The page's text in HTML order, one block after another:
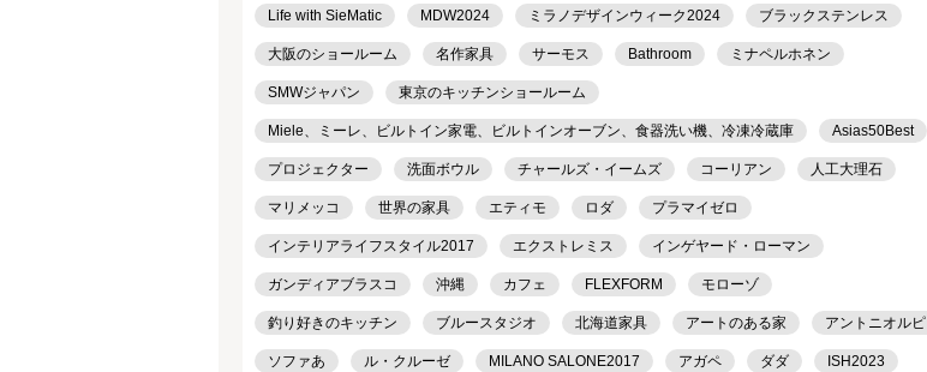
Life with SieMatic MDW2024 ミラノデザインウィーク2024 ブラックステンレス
大阪のショールーム 名作家具 サーモス Bathroom ミナペルホネン
SMWジャパン 東京のキッチンショールーム
Miele、ミーレ、ビルトイン家電、ビルトインオーブン、食器洗い機、冷凍冷蔵庫 Asias50Best
プロジェクター 洗面ボウル チャールズ・イームズ コーリアン 人工大理石
マリメッコ 世界の家具 エティモ ロダ プラマイゼロ
インテリアライフスタイル2017 エクストレミス インゲヤード・ローマン
ガンディアブラスコ 沖縄 カフェ FLEXFORM モローゾ
釣り好きのキッチン ブルースタジオ 北海道家具 アートのある家 アントニオルピ
ソファあ ル・クルーゼ MILANO SALONE2017 アガペ ダダ ISH2023